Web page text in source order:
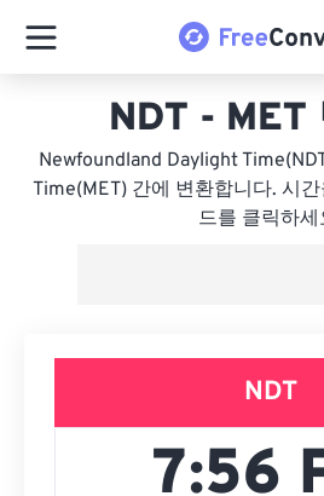
NDT - MET
Newfoundland Daylight
Time(MET) 간에 변환합니다. 시
드를 클릭하세
NDT